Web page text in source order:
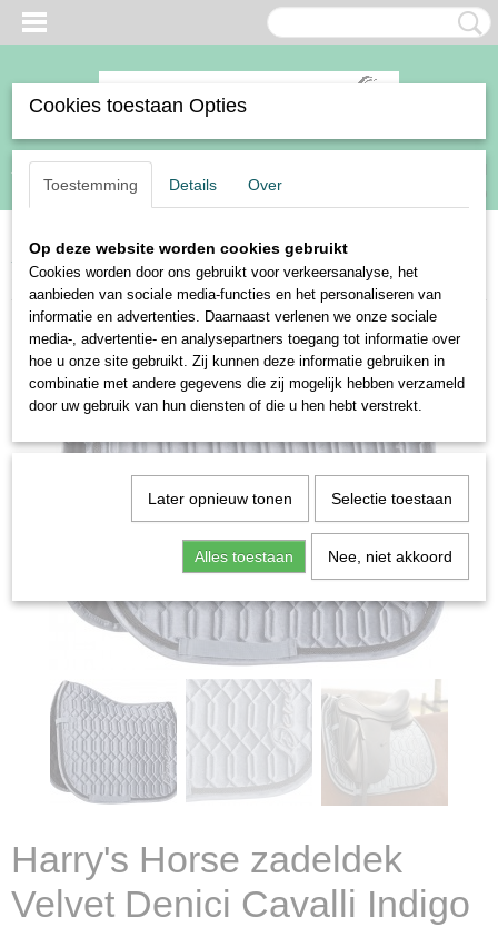
Inloggen Registreren
(0)
Home>Paard>Zadeldekjes> Harry's Horse zadeldek Velvet Denici
Cavalli Indigo
Harry's Horse zadeldek
Velvet Denici Cavalli Indigo
Cookies toestaan Opties
Toestemming Details Over
Op deze website worden cookies gebruikt
Cookies worden door ons gebruikt voor verkeersanalyse, het
aanbieden van sociale media-functies en het personaliseren van
informatie en advertenties. Daarnaast verlenen we onze sociale
media-, advertentie- en analysepartners toegang tot informatie over
hoe u onze site gebruikt. Zij kunnen deze informatie gebruiken in
combinatie met andere gegevens die zij mogelijk hebben verzameld
door uw gebruik van hun diensten of die u hen hebt verstrekt.
Later opnieuw tonen Selectie toestaan
Alles toestaan Nee, niet akkoord